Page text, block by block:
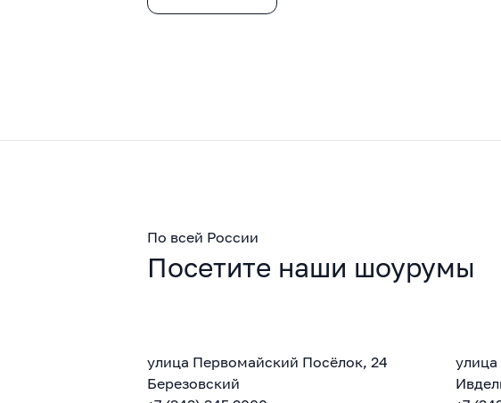
По всей России
Посетите наши шоурумы
улица Первомайский Посёлок, 24
Березовский